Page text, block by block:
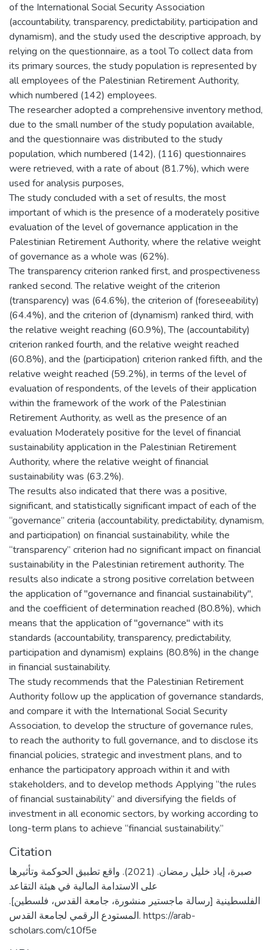
of the International Social Security Association
(accountability, transparency, predictability, participation and
dynamism), and the study used the descriptive approach, by
relying on the questionnaire, as a tool To collect data from
its primary sources, the study population is represented by
all employees of the Palestinian Retirement Authority,
which numbered (142) employees.
The researcher adopted a comprehensive inventory method,
due to the small number of the study population available,
and the questionnaire was distributed to the study
population, which numbered (142), (116) questionnaires
were retrieved, with a rate of about (81.7%), which were
used for analysis purposes,
The study concluded with a set of results, the most
important of which is the presence of a moderately positive
evaluation of the level of governance application in the
Palestinian Retirement Authority, where the relative weight
of governance as a whole was (62%).
The transparency criterion ranked first, and prospectiveness
ranked second. The relative weight of the criterion
(transparency) was (64.6%), the criterion of (foreseeability)
(64.4%), and the criterion of (dynamism) ranked third, with
the relative weight reaching (60.9%), The (accountability)
criterion ranked fourth, and the relative weight reached
(60.8%), and the (participation) criterion ranked fifth, and the
relative weight reached (59.2%), in terms of the level of
evaluation of respondents, of the levels of their application
within the framework of the work of the Palestinian
Retirement Authority, as well as the presence of an
evaluation Moderately positive for the level of financial
sustainability application in the Palestinian Retirement
Authority, where the relative weight of financial
sustainability was (63.2%).
The results also indicated that there was a positive,
significant, and statistically significant impact of each of the
“governance” criteria (accountability, predictability, dynamism,
and participation) on financial sustainability, while the
“transparency” criterion had no significant impact on financial
sustainability in the Palestinian retirement authority. The
results also indicate a strong positive correlation between
the application of "governance and financial sustainability",
and the coefficient of determination reached (80.8%), which
means that the application of "governance" with its
standards (accountability, transparency, predictability,
participation and dynamism) explains (80.8%) in the change
in financial sustainability.
The study recommends that the Palestinian Retirement
Authority follow up the application of governance standards,
and compare it with the International Social Security
Association, to develop the structure of governance rules,
to reach the authority to full governance, and to disclose its
financial policies, strategic and investment plans, and to
enhance the participatory approach within it and with
stakeholders, and to develop methods Applying “the rules
of financial sustainability” and diversifying the fields of
investment in all economic sectors, by working according to
long-term plans to achieve “financial sustainability.”
Citation
صبرة، إياد خليل رمضان. (2021). واقع تطبيق الحوكمة وتأثيرها
على الاستدامة المالية في هيئة التقاعد
الفلسطينية [رسالة ماجستير منشورة، جامعة القدس، فلسطين].
المستودع الرقمي لجامعة القدس. https://arab-
scholars.com/c10f5e